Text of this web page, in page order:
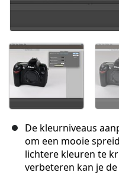
De kleurniveaus
om een mooie
lichtere kleuren te
verbeteren kan je